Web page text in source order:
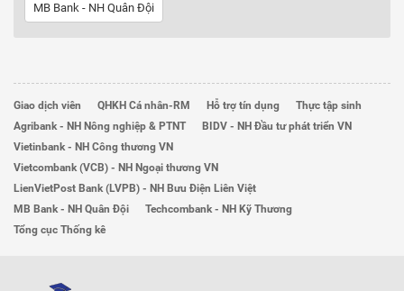
MB Bank - NH Quân Đội
Giao dịch viên QHKH Cá nhân-RM Hỗ trợ tín dụng
Thực tập sinh
Agribank - NH Nông nghiệp & PTNT
BIDV - NH Đầu tư phát triển VN
Vietinbank - NH Công thương VN
Vietcombank (VCB) - NH Ngoại thương VN
LienVietPost Bank (LVPB) - NH Bưu Điện Liên Việt
MB Bank - NH Quân Đội
Techcombank - NH Kỹ Thương
Tổng cục Thống kê